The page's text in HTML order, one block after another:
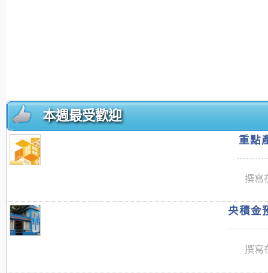
本週最受歡迎
重點
撰寫
央積金
撰寫